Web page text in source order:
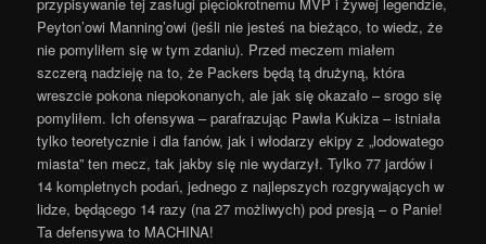
Peyton’owi Manning’owi (jeśli nie jesteś na bieżąco, to wiedz, że
nie pomyliłem się w tym zdaniu). Przed meczem miałem
szczerą nadzieję na to, że Packers będą tą drużyną, która
wreszcie pokona niepokonanych, ale jak się okazało – srogo się
pomyliłem. Ich ofensywa – parafrazując Pawła Kukiza – istniała
tylko teoretycznie i dla fanów, jak i włodarzy ekipy z „lodowatego
miasta” ten mecz, tak jakby się nie wydarzył. Tylko 77 jardów i
14 kompletnych podań, jednego z najlepszych rozgrywających w
lidze, będącego 14 razy (na 27 możliwych) pod presją – o Panie!
Ta defensywa to MACHINA!